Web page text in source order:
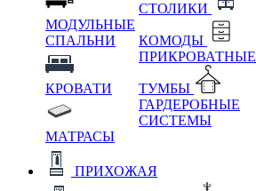
МОДУЛЬНЫЕ
СПАЛЬНИ
КРОВАТИ
МАТРАСЫ
СТОЛИКИ
КОМОДЫ
ПРИКРОВАТНЫЕ
ТУМБЫ
ГАРДЕРОБНЫЕ
СИСТЕМЫ
ПРИХОЖАЯ